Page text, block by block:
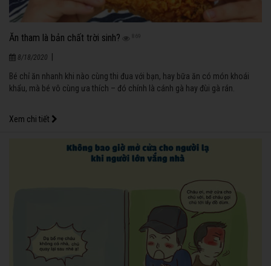
Ăn tham là bản chất trời sinh? 869
8/18/2020 |
Bé chỉ ăn nhanh khi nào cùng thi đua với bạn, hay bữa ăn có món khoái
khẩu, mà bé vô cùng ưa thích – đó chính là cánh gà hay đùi gà rán.
Xem chi tiết